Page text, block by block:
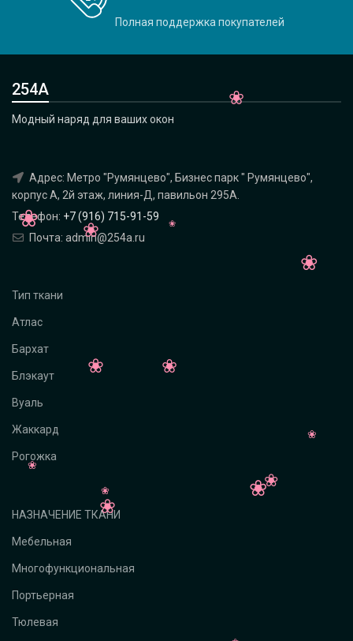
Полная поддержка покупателей
254А
Модный наряд для ваших окон
Адрес: Метро "Румянцево", Бизнес парк " Румянцево",
корпус А, 2й этаж, линия-Д, павильон 295A.
Телефон: +7 (916) 715-91-59
Почта: admin@254a.ru
Тип ткани
Атлас
Бархат
Блэкаут
Вуаль
Жаккард
Рогожка
НАЗНАЧЕНИЕ ТКАНИ
Мебельная
Многофункциональная
Портьерная
Тюлевая